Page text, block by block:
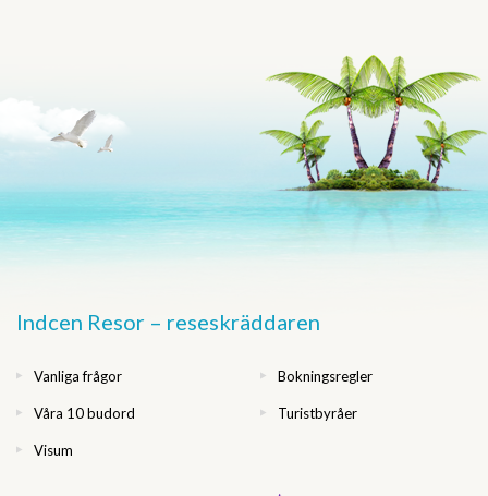
Indcen Resor – reseskräddaren
Vanliga frågor Bokningsregler
Våra 10 budord Turistbyråer
Visum